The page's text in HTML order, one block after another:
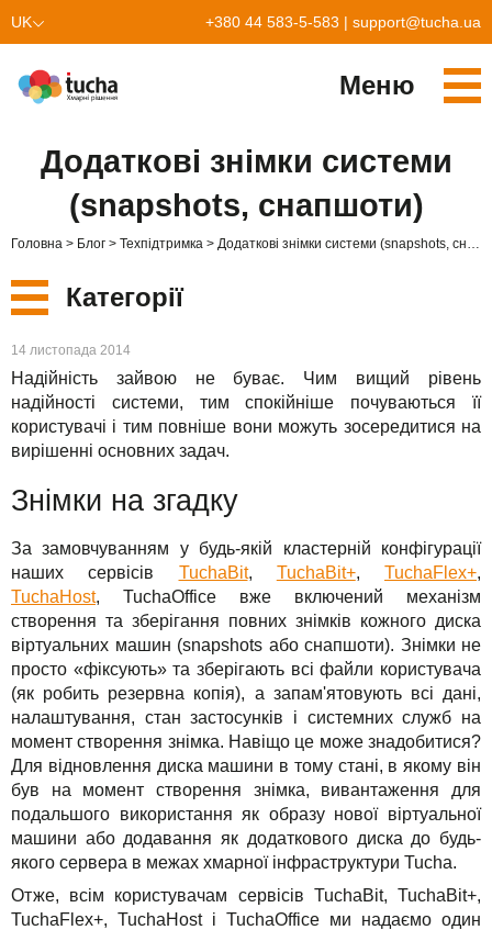
UK +380 44 583-5-583 | support@tucha.ua
Меню
TuchaHost
TuchaMetal
TuchaHosting
TuchaSync
Хостинг CRM
Хостинг сайтів-конструкторів
Реселінг хостингу
Про нас
Компанія
Контакти
Додаткові знімки системи
(snapshots, снапшоти)
Головна Блог Техпідтримка Додаткові знімки системи (snapshots, снапшоти)
Категорії
Нові
Сервіси
Рішення
Для бізнесу
Техпідтримка
Інструкції
FAQ
Інтерв'ю
Авторська колонка
Свята
Акції
14 листопада 2014
Надійність зайвою не буває. Чим вищий рівень
надійності системи, тим спокійніше почуваються її
користувачі і тим повніше вони можуть зосередитися на
вирішенні основних задач.
Знімки на згадку
За замовчуванням у будь-якій кластерній конфігурації
наших сервісів TuchaBit, TuchaBit+, TuchaFlex+,
TuchaHost, TuchaOffice вже включений механізм
створення та зберігання повних знімків кожного диска
віртуальних машин (snapshots або снапшоти). Знімки не
просто «фіксують» та зберігають всі файли користувача
(як робить резервна копія), а запам'ятовують всі дані,
налаштування, стан застосунків і системних служб на
момент створення знімка. Навіщо це може знадобитися?
Для відновлення диска машини в тому стані, в якому він
був на момент створення знімка, вивантаження для
подальшого використання як образу нової віртуальної
машини або додавання як додаткового диска до будь-
якого сервера в межах хмарної інфраструктури Tucha.
Отже, всім користувачам сервісів TuchaBit, TuchaBit+,
TuchaFlex+, TuchaHost і TuchaOffice ми надаємо один